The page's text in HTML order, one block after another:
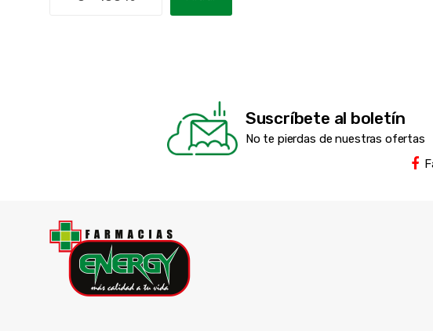
Suscríbete al boletín
No te pierdas de nuestras ofertas